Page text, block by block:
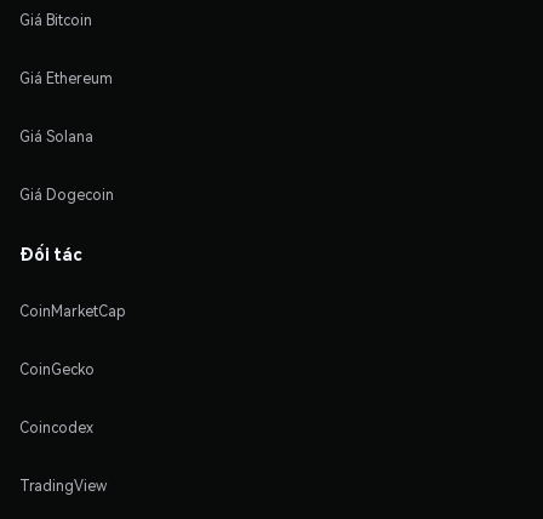
Giá Bitcoin
Giá Ethereum
Giá Solana
Giá Dogecoin
Đối tác
CoinMarketCap
CoinGecko
Coincodex
TradingView